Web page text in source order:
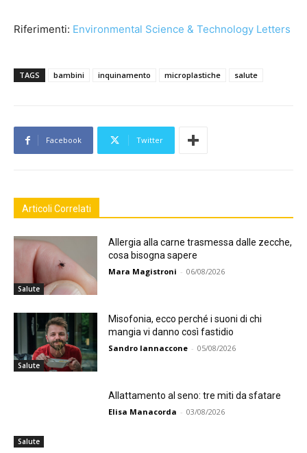
Riferimenti: Environmental Science & Technology Letters
TAGS bambini inquinamento microplastiche salute
Facebook Twitter
Articoli Correlati
Salute
Allergia alla carne trasmessa dalle zecche,
cosa bisogna sapere
Mara Magistroni - 06/08/2026
Salute
Misofonia, ecco perché i suoni di chi
mangia vi danno così fastidio
Sandro Iannaccone - 05/08/2026
Salute
Allattamento al seno: tre miti da sfatare
Elisa Manacorda - 03/08/2026